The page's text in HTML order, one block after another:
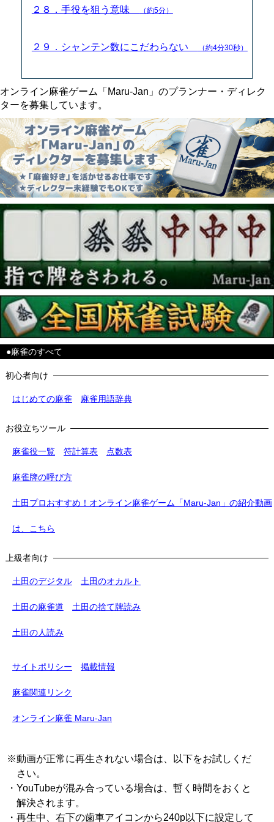
２８．手役を狙う意味 （約5分）
２９．シャンテン数にこだわらない （約4分30秒）
オンライン麻雀ゲーム「Maru-Jan」のプランナー・ディレク
ターを募集しています。
●麻雀のすべて
初心者向け
はじめての麻雀 麻雀用語辞典
お役立ちツール
麻雀役一覧 符計算表 点数表
麻雀牌の呼び方
土田プロおすすめ！オンライン麻雀ゲーム「Maru-Jan」の紹介動画
は、こちら
上級者向け
土田のデジタル 土田のオカルト
土田の麻雀道 土田の捨て牌読み
土田の人読み
サイトポリシー 掲載情報
麻雀関連リンク
オンライン麻雀 Maru-Jan
※動画が正常に再生されない場合は、以下をお試しくだ
さい。
・YouTubeが混み合っている場合は、暫く時間をおくと
解決されます。
・再生中、右下の歯車アイコンから240p以下に設定して